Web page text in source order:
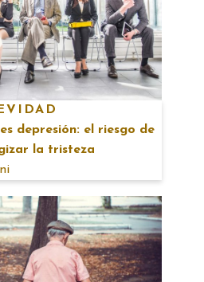
depresión: el riesgo de
la tristeza